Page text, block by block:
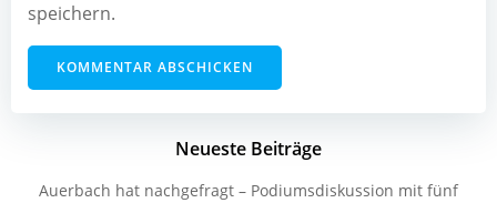
speichern.
Neueste Beiträge
Auerbach hat nachgefragt – Podiumsdiskussion mit fünf